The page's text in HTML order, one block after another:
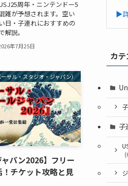
周年・ニンテンドー5
雑が予想されます。空い
日・子連れにおすすめの
説。
年7月25日
サル・スタジオ・ジャパン）
ャパン2026】フリー
！チケット攻略と見
▶
カ
子